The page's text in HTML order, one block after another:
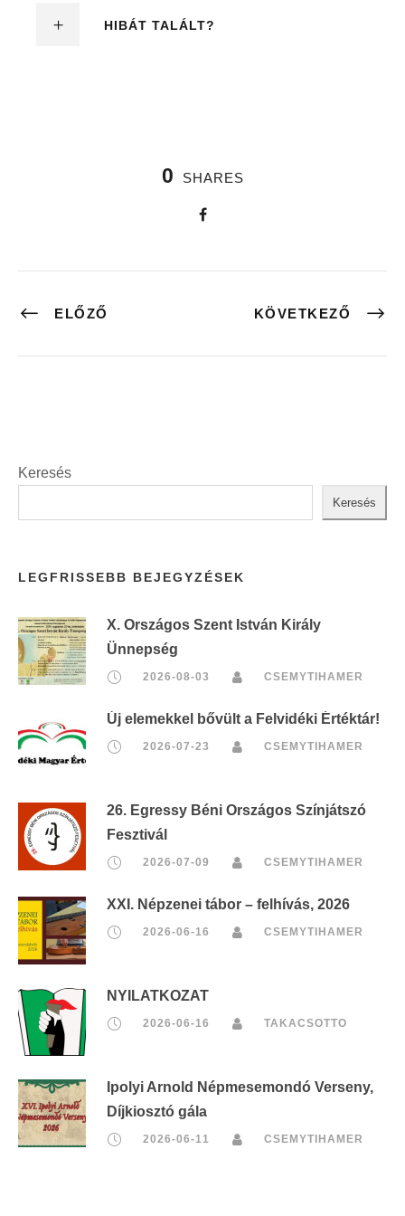
HIBÁT TALÁLT?
0 SHARES
ELŐZŐ KÖVETKEZŐ
Keresés
Keresés
LEGFRISSEBB BEJEGYZÉSEK
X. Országos Szent István Király
Ünnepség
2026-08-03 CSEMYTIHAMER
Új elemekkel bővült a Felvidéki Értéktár!
2026-07-23 CSEMYTIHAMER
26. Egressy Béni Országos Színjátszó
Fesztivál
2026-07-09 CSEMYTIHAMER
XXI. Népzenei tábor – felhívás, 2026
2026-06-16 CSEMYTIHAMER
NYILATKOZAT
2026-06-16 TAKACSOTTO
Ipolyi Arnold Népmesemondó Verseny,
Díjkiosztó gála
2026-06-11 CSEMYTIHAMER